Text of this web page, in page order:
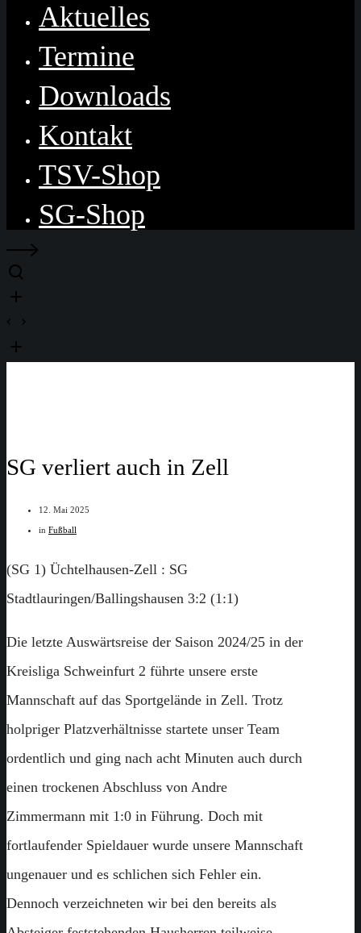
Aktuelles
Termine
Downloads
Kontakt
TSV-Shop
SG-Shop
SG verliert auch in Zell
12. Mai 2025
in Fußball
(SG 1) Üchtelhausen-Zell : SG
Stadtlauringen/Ballingshausen 3:2 (1:1)
Die letzte Auswärtsreise der Saison 2024/25 in der
Kreisliga Schweinfurt 2 führte unsere erste
Mannschaft auf das Sportgelände in Zell. Trotz
holpriger Platzverhältnisse startete unser Team
ordentlich und ging nach acht Minuten auch durch
einen trockenen Abschluss von Andre
Zimmermann mit 1:0 in Führung. Doch mit
fortlaufender Spieldauer wurde unsere Mannschaft
ungenauer und es schlichen sich Fehler ein.
Dennoch verzeichneten wir bei den bereits als